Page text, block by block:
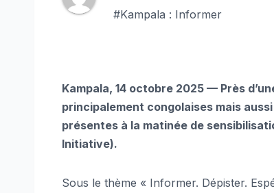
#Kampala : Informer
Kampala, 14 octobre 2025 — Près
principalement congolaises mais
présentes à la matinée de
Initiative).
Sous le thème « Informer. Dépister.